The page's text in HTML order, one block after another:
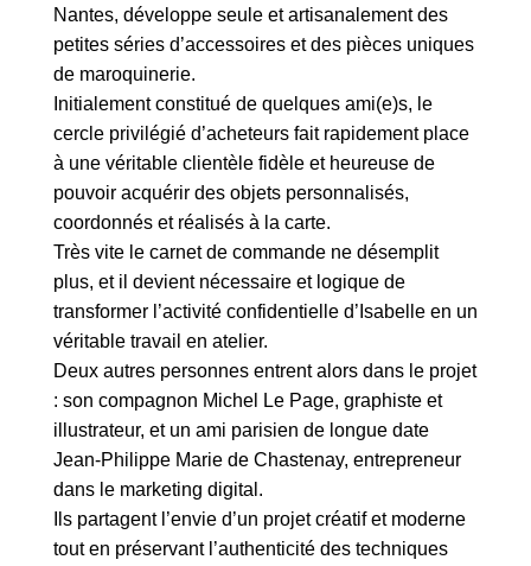
Nantes, développe seule et artisanalement des
petites séries d’accessoires et des pièces uniques
de maroquinerie.
Initialement constitué de quelques ami(e)s, le
cercle privilégié d’acheteurs fait rapidement place
à une véritable clientèle fidèle et heureuse de
pouvoir acquérir des objets personnalisés,
coordonnés et réalisés à la carte.
Très vite le carnet de commande ne désemplit
plus, et il devient nécessaire et logique de
transformer l’activité confidentielle d’Isabelle en un
véritable travail en atelier.
Deux autres personnes entrent alors dans le projet
: son compagnon Michel Le Page, graphiste et
illustrateur, et un ami parisien de longue date
Jean-Philippe Marie de Chastenay, entrepreneur
dans le marketing digital.
Ils partagent l’envie d’un projet créatif et moderne
tout en préservant l’authenticité des techniques